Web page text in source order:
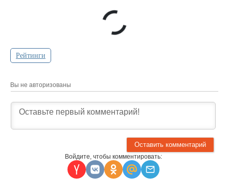
Рейтинги
Вы не авторизованы
Войдите, чтобы комментировать: